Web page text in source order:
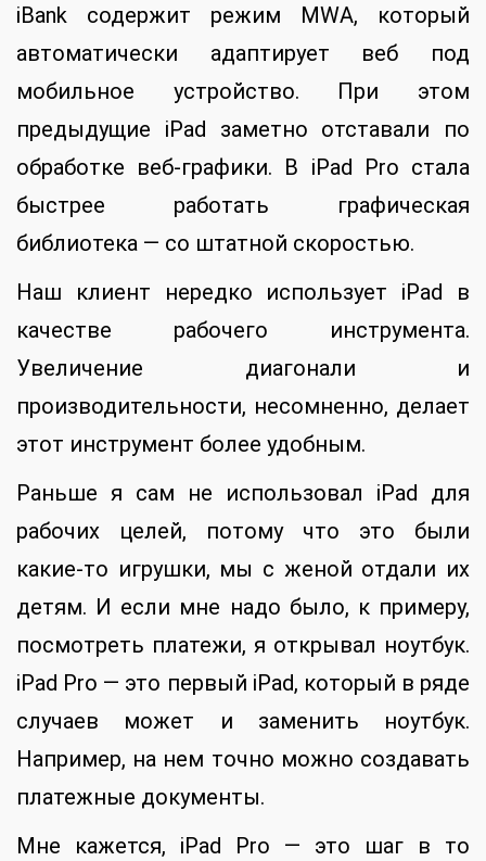
iBank содержит режим MWA, который
автоматически адаптирует веб под
мобильное устройство. При этом
предыдущие iPad заметно отставали по
обработке веб-графики. В iPad Pro стала
быстрее работать графическая
библиотека — со штатной скоростью.
Наш клиент нередко использует iPad в
качестве рабочего инструмента.
Увеличение диагонали и
производительности, несомненно, делает
этот инструмент более удобным.
Раньше я сам не использовал iPad для
рабочих целей, потому что это были
какие-то игрушки, мы с женой отдали их
детям. И если мне надо было, к примеру,
посмотреть платежи, я открывал ноутбук.
iPad Pro — это первый iPad, который в ряде
случаев может и заменить ноутбук.
Например, на нем точно можно создавать
платежные документы.
Мне кажется, iPad Pro — это шаг в то